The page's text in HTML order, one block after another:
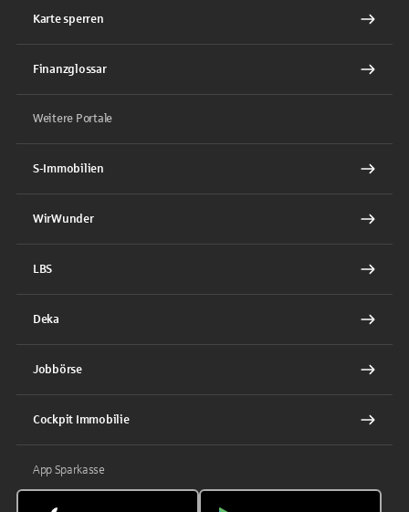
Karte sperren
Finanzglossar
Weitere Portale
S-Immobilien
WirWunder
LBS
Deka
Jobbörse
Cockpit Immobilie
App Sparkasse